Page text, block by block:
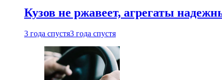
Кузов не ржавеет, агрегаты
3 года спустя3 года спустя